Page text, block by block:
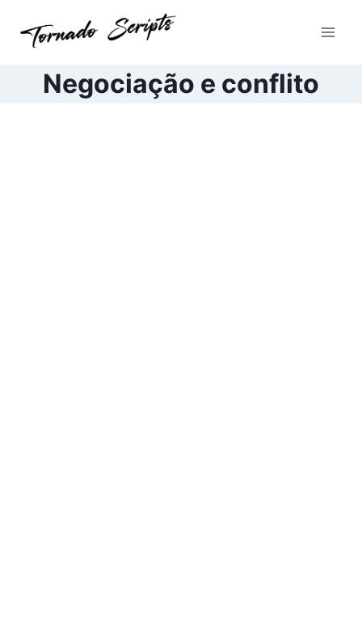
para
ConteúdoNegociação e conflito